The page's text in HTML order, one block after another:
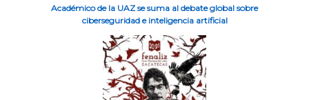
Académico de la UAZ se suma al debate global sobre
ciberseguridad e inteligencia artificial